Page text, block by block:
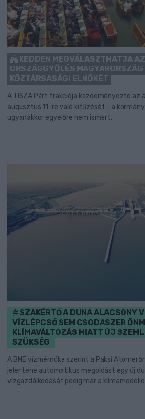
KEDDEN MEGVÁLASZTHATJA AZ
ORSZÁGGYŰLÉS MAGYARORSZÁG
KÖZTÁRSASÁGI ELNÖKÉT
A TISZA Párt frakciója kezdeményezte az
augusztus 11-re való kitűzését - a
ugyanakkor egyelőre nem ismert.
SZAKÉRTŐ A DUNA ALACSONY
VÍZLÉPCSŐ SEM CSODASZER
KLÍMAVÁLTOZÁS MIATT ÚJ
SZÜKSÉG
A BME vízmérnöke szerint a Paksi
jelentene automatikus megoldást egy új
vízgazdálkodását pedig már a